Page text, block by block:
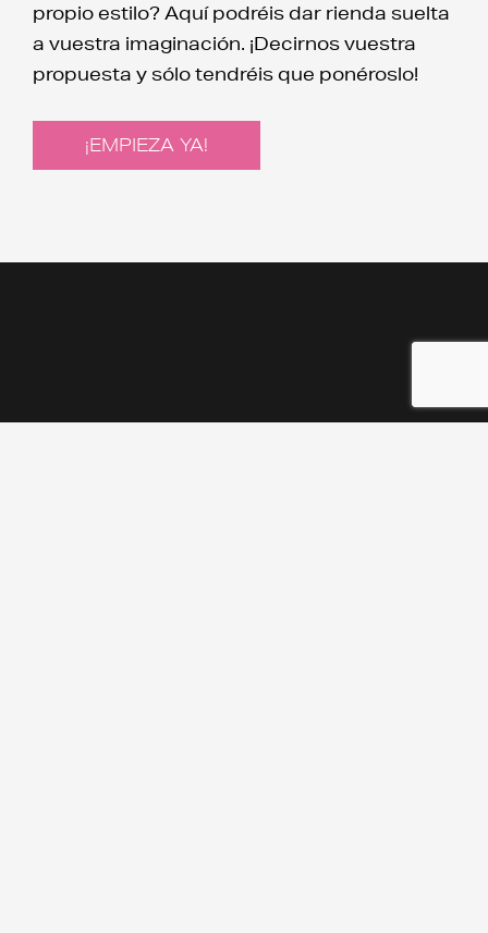
propio estilo? Aquí podréis dar rienda suelta
a vuestra imaginación. ¡Decirnos vuestra
propuesta y sólo tendréis que ponéroslo!
¡EMPIEZA YA!